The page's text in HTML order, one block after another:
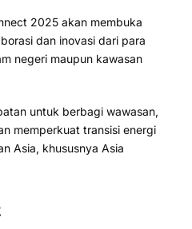
2025 akan membuka
dan inovasi dari para
negeri maupun kawasan
untuk berbagi wawasan,
memperkuat transisi energi
Asia, khususnya Asia